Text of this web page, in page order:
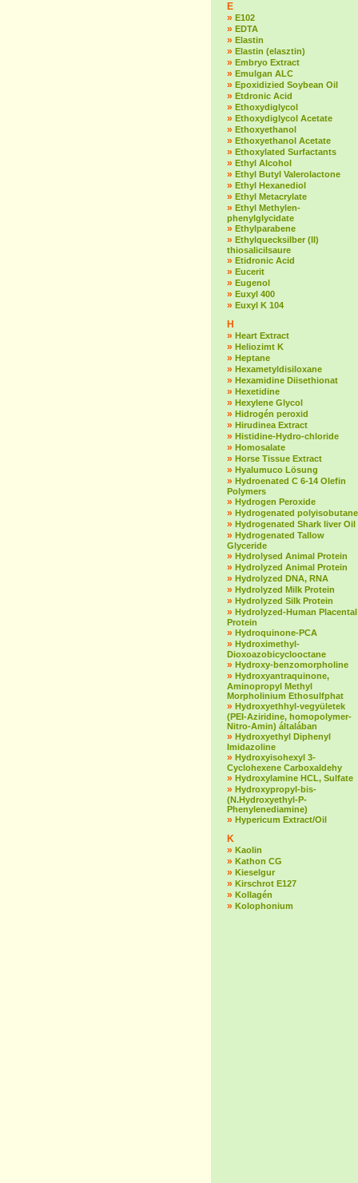
E
» E102
» EDTA
» Elastin
» Elastin (elasztin)
» Embryo Extract
» Emulgan ALC
» Epoxidizied Soybean Oil
» Etdronic Acid
» Ethoxydiglycol
» Ethoxydiglycol Acetate
» Ethoxyethanol
» Ethoxyethanol Acetate
» Ethoxylated Surfactants
» Ethyl Alcohol
» Ethyl Butyl Valerolactone
» Ethyl Hexanediol
» Ethyl Metacrylate
» Ethyl Methylen-
phenylglycidate
» Ethylparabene
» Ethylquecksilber (II)
thiosalicilsaure
» Etidronic Acid
» Eucerit
» Eugenol
» Euxyl 400
» Euxyl K 104
H
» Heart Extract
» Heliozimt K
» Heptane
» Hexametyldisiloxane
» Hexamidine Diisethionat
» Hexetidine
» Hexylene Glycol
» Hidrogén peroxid
» Hirudinea Extract
» Histidine-Hydro-chloride
» Homosalate
» Horse Tissue Extract
» Hyalumuco Lösung
» Hydroenated C 6-14 Olefin
Polymers
» Hydrogen Peroxide
» Hydrogenated polyisobutane
» Hydrogenated Shark liver Oil
» Hydrogenated Tallow
Glyceride
» Hydrolysed Animal Protein
» Hydrolyzed Animal Protein
» Hydrolyzed DNA, RNA
» Hydrolyzed Milk Protein
» Hydrolyzed Silk Protein
» Hydrolyzed-Human Placental
Protein
» Hydroquinone-PCA
» Hydroximethyl-
Dioxoazobicyclooctane
» Hydroxy-benzomorpholine
» Hydroxyantraquinone,
Aminopropyl Methyl
Morpholinium Ethosulfphat
» Hydroxyethhyl-vegyületek
(PEI-Aziridine, homopolymer-
Nitro-Amin) általában
» Hydroxyethyl Diphenyl
Imidazoline
» Hydroxyisohexyl 3-
Cyclohexene Carboxaldehy
» Hydroxylamine HCL, Sulfate
» Hydroxypropyl-bis-
(N.Hydroxyethyl-P-
Phenylenediamine)
» Hypericum Extract/Oil
K
» Kaolin
» Kathon CG
» Kieselgur
» Kirschrot E127
» Kollagén
» Kolophonium